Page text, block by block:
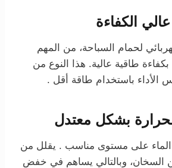
الكفاءة
لحمام السباحة، من المهم
بكفاءة طاقية عالية. هذا النوع من
الأداء باستخدام طاقة أقل .
بشكل معتدل
على مستوى مناسب . يقلل من
السخان، وبالتالي يساهم في خفض